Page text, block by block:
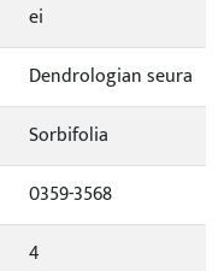
ei
Dendrologian seura
Sorbifolia
0359-3568
4